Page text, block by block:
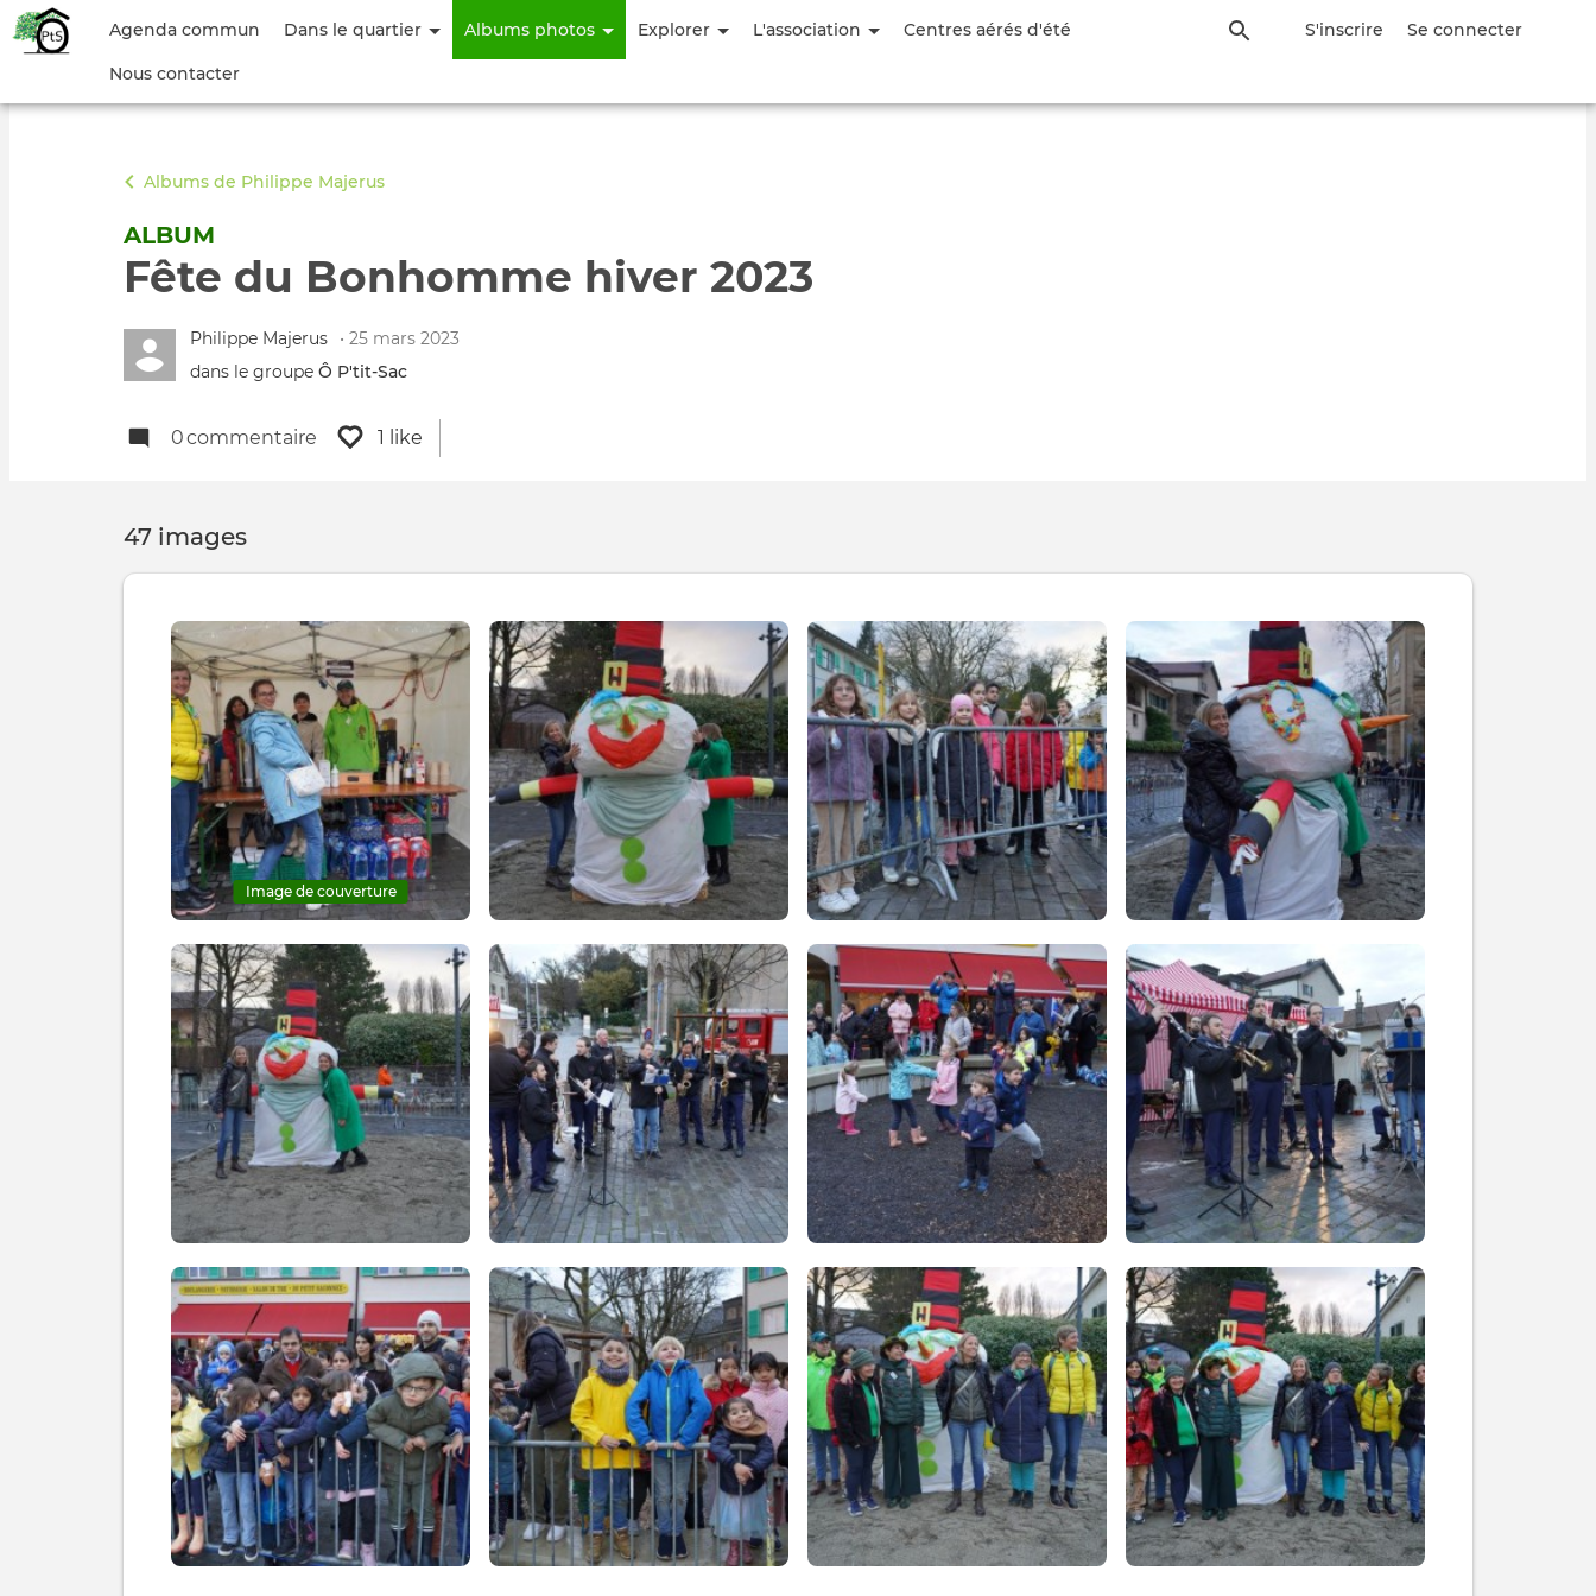
Aller
principal
Menu
compte
S'inscrire Se connecter
Agenda commun Dans le quartier Albums photos Explorer L'association Centres aérés d'été
Nous contacter
Albums de Philippe Majerus
ALBUM
Fête du Bonhomme hiver 2023
Philippe Majerus
• 25 mars 2023
dans le groupe Ô P'tit‑Sac
0commentaire 1 like
47 images
Image de couverture